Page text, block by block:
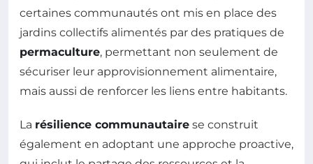
certaines communautés ont mis en place des
jardins collectifs alimentés par des pratiques de
permaculture, permettant non seulement de
sécuriser leur approvisionnement alimentaire,
mais aussi de renforcer les liens entre habitants.
La résilience communautaire se construit
également en adoptant une approche proactive,